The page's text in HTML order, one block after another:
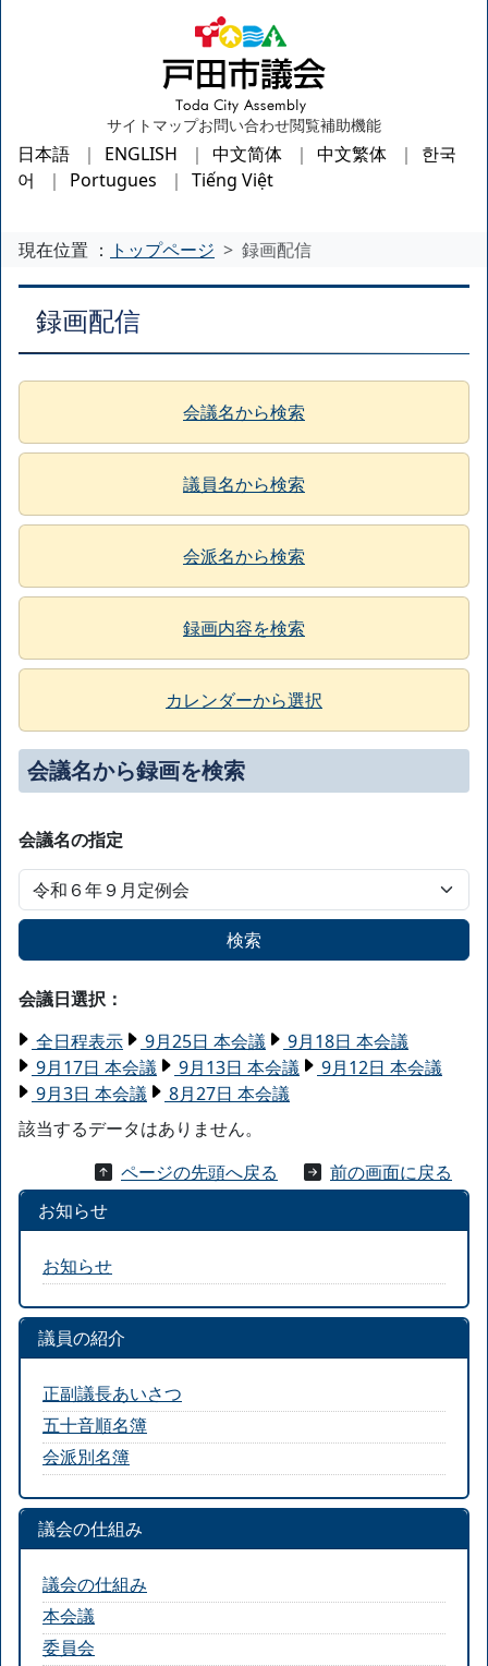
サイトマップお問い合わせ閲覧補助機能
日本語 ENGLISH 中文简体 中文繁体
한국
어
Portugues Tiếng Việt
現在位置 ： トップページ 録画配信
録画配信
会議名から検索
議員名から検索
会派名から検索
録画内容を検索
カレンダーから選択
会議名から録画を検索
会議名の指定
検索
会議日選択：
全日程表示
9月25日 本会議
9月18日 本会議
9月17日 本会議
9月13日 本会議
9月12日 本会議
9月3日 本会議
8月27日 本会議
該当するデータはありません。
ページの先頭へ戻る
前の画面に戻る
お知らせ
お知らせ
議員の紹介
正副議長あいさつ
五十音順名簿
会派別名簿
議会の仕組み
議会の仕組み
本会議
委員会